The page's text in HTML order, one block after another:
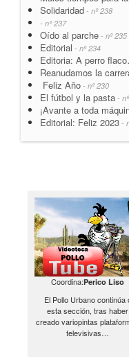
Solidaridad - nº 238
- nº 237
Oído al parche - nº 235
Editorial - nº 234
Editoria: A perro
Reanudamos la
Feliz Año - nº 230
El fútbol y la pasta -
¡Avante a toda
Editorial: Feliz 2023 -
Coordina:Perico Liso
El Pollo Urbano continúa
esta sección, tras haber
creado variopintas
televisivas…